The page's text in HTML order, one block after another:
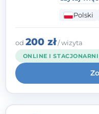
wypalenia
polskim i
Polski
od 200 zł/ wizyta
ONLINE I